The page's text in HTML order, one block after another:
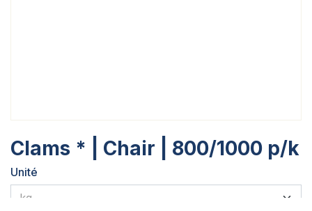
Clams * | Chair | 800/1000 p/k
Unité